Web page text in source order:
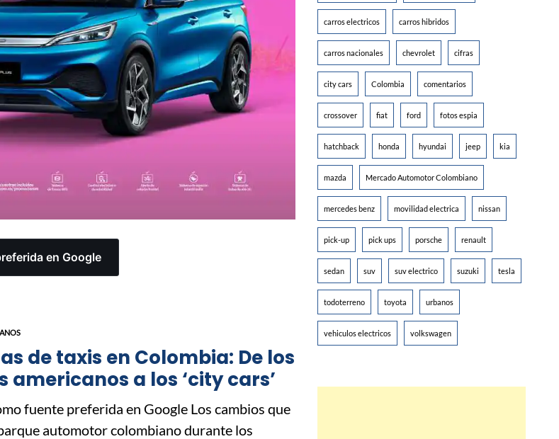
en Google
de taxis en Colombia: De los
americanos a los ‘city cars’
fuente preferida en Google Los cambios que
automotor colombiano durante los
carros electricos carros hibridos
carros nacionales chevrolet cifras
city cars Colombia comentarios
crossover fiat ford fotos espia
hatchback honda hyundai jeep kia
mazda Mercado Automotor Colombiano
mercedes benz movilidad electrica nissan
pick-up pick ups porsche renault
sedan suv suv electrico suzuki tesla
todoterreno toyota urbanos
vehiculos electricos volkswagen